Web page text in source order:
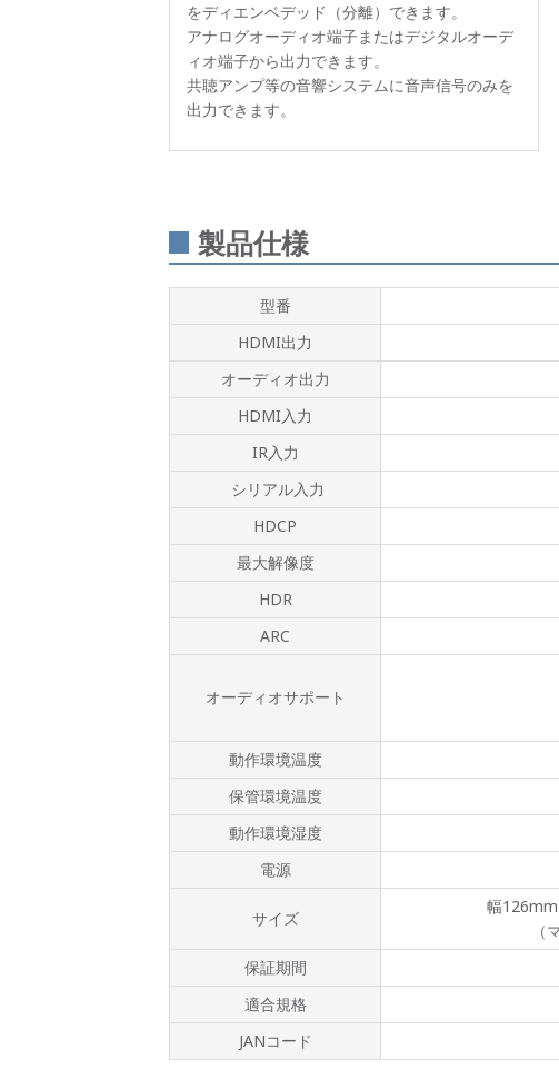
をディエンベデッド（分離）できます。
アナログオーディオ端子またはデジタルオーデ
ィオ端子から出力できます。
共聴アンプ等の音響システムに音声信号のみを
出力できます。
製品仕様
型番
HDMI出力
オーディオ出力
HDMI入力
IR入力
シリアル入力
HDCP
最大解像度
HDR
ARC
オーディオサポート
動作環境温度
保管環境温度
動作環境湿度
電源
サイズ
幅
（
保証期間
適合規格
JANコード